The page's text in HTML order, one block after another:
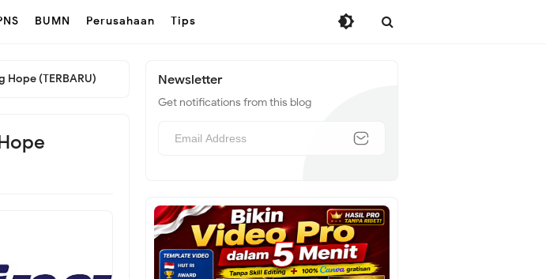
BUMN Perusahaan Tips
Hope (TERBARU) Newsletter
Get notifications from this blog